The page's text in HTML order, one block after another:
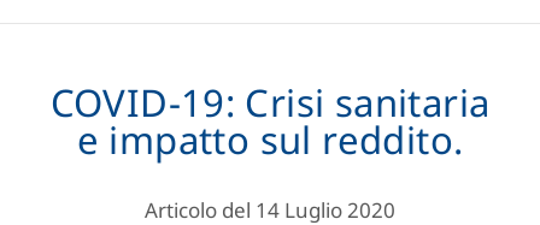
COVID-19: Crisi sanitaria
e impatto sul reddito.
Articolo del 14 Luglio 2020